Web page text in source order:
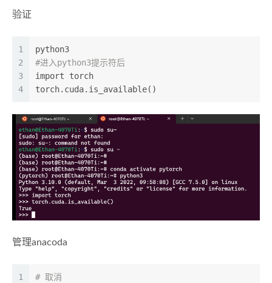
验证
1
2
3
4
python3
#进入python3提示符后
import torch
torch.cuda.is_available()
管理anacoda
1
# 取消